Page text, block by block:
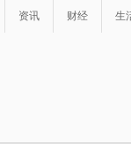
资讯 财经 生